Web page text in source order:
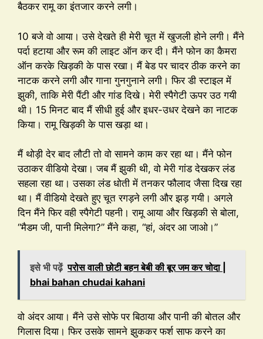
बैठकर रामू का इंतजार करने लगी।
10 बजे वो आया। उसे देखते ही मेरी चूत में खुजली होने लगी। मैंने
पर्दा हटाया और रूम की लाइट ऑन कर दी। मैंने फोन का कैमरा
ऑन करके खिड़की के पास रखा। मैं बेड पर चादर ठीक करने का
नाटक करने लगी और गाना गुनगुनाने लगी। फिर डी स्टाइल में
झुकी, ताकि मेरी पैंटी और गांड दिखे। मेरी स्पैगेटी ऊपर उठ गयी
थी। 15 मिनट बाद मैं सीधी हुई और इधर-उधर देखने का नाटक
किया। रामू खिड़की के पास खड़ा था।
मैं थोड़ी देर बाद लौटी तो वो सामने काम कर रहा था। मैंने फोन
उठाकर वीडियो देखा। जब मैं झुकी थी, वो मेरी गांड देखकर लंड
सहला रहा था। उसका लंड धोती में तनकर फौलाद जैसा दिख रहा
था। मैं वीडियो देखते हुए चूत रगड़ने लगी और झड़ गयी। अगले
दिन मैंने फिर वही स्पैगेटी पहनी। रामू आया और खिड़की से बोला,
“मैडम जी, पानी मिलेगा?” मैंने कहा, “हां, अंदर आ जाओ।”
इसे भी पढ़ें परोस वाली छोटी बहन बेबी की बूर जम कर चोदा |
bhai bahan chudai kahani
वो अंदर आया। मैंने उसे सोफे पर बिठाया और पानी की बोतल और
गिलास दिया। फिर उसके सामने झुककर फर्श साफ करने का